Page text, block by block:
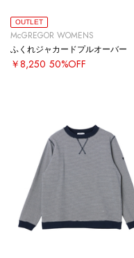
OUTLET
McGREGOR WOMENS
ふくれジャカードプルオーバー
￥8,250 50%OFF